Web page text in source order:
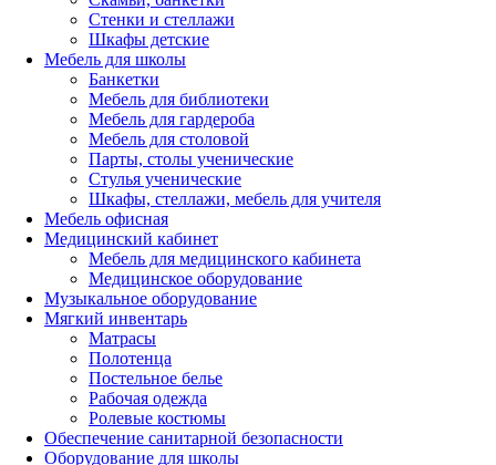
Стенки и стеллажи
Шкафы детские
Мебель для школы
Банкетки
Мебель для библиотеки
Мебель для гардероба
Мебель для столовой
Парты, столы ученические
Стулья ученические
Шкафы, стеллажи, мебель для учителя
Мебель офисная
Медицинский кабинет
Мебель для медицинского кабинета
Медицинское оборудование
Музыкальное оборудование
Мягкий инвентарь
Матрасы
Полотенца
Постельное белье
Рабочая одежда
Ролевые костюмы
Обеспечение санитарной безопасности
Оборудование для школы